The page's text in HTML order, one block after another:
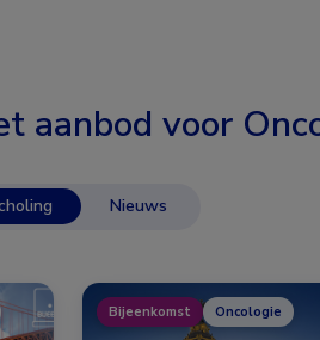
aanbod voor
Nieuws
Bijeenkomst Oncologie